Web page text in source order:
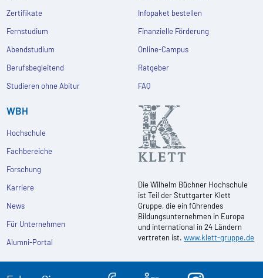
Zertifikate
Fernstudium
Abendstudium
Berufsbegleitend
Studieren ohne Abitur
Infopaket bestellen
Finanzielle Förderung
Online-Campus
Ratgeber
FAQ
WBH
Hochschule
Fachbereiche
Forschung
Karriere
News
Für Unternehmen
Alumni-Portal
Die Wilhelm Büchner Hochschule
ist Teil der Stuttgarter Klett
Gruppe, die ein führendes
Bildungsunternehmen in Europa
und international in 24 Ländern
vertreten ist.www.klett-gruppe.de